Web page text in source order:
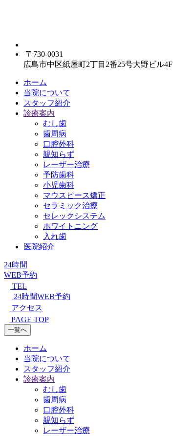
〒730-0031
広島市中区紙屋町2丁目2番25号大野ビル4F
ホーム
当院について
スタッフ紹介
診療案内
むし歯
歯周病
口腔外科
親知らず
レーザー治療
予防歯科
小児歯科
マウスピース矯正
セラミック治療
セレックシステム
ホワイトニング
入れ歯
医院紹介
24時間
WEB予約
TEL
24時間WEB予約
アクセス
PAGE TOP
一覧へ
ホーム
当院について
スタッフ紹介
診療案内
むし歯
歯周病
口腔外科
親知らず
レーザー治療